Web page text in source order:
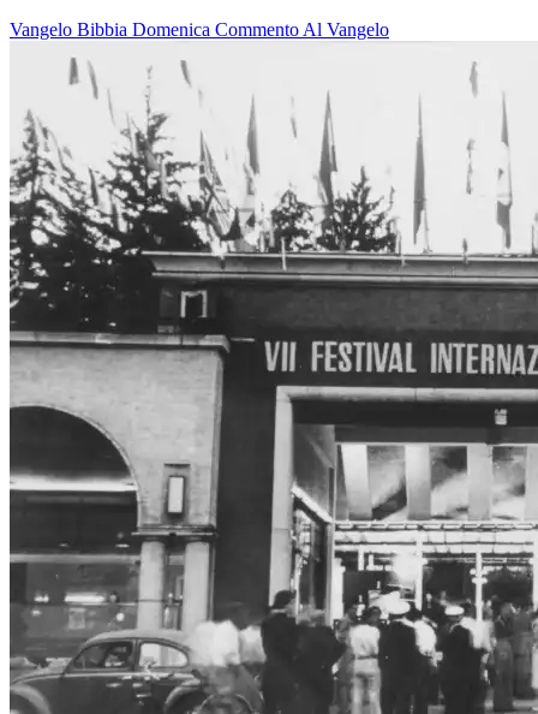
Vangelo Bibbia Domenica Commento Al Vangelo